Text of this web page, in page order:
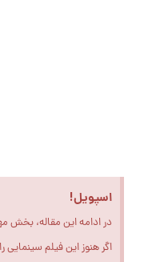
اسپویل!
در ادامه این مقاله، بخش
اگر هنوز این فیلم سینمایی